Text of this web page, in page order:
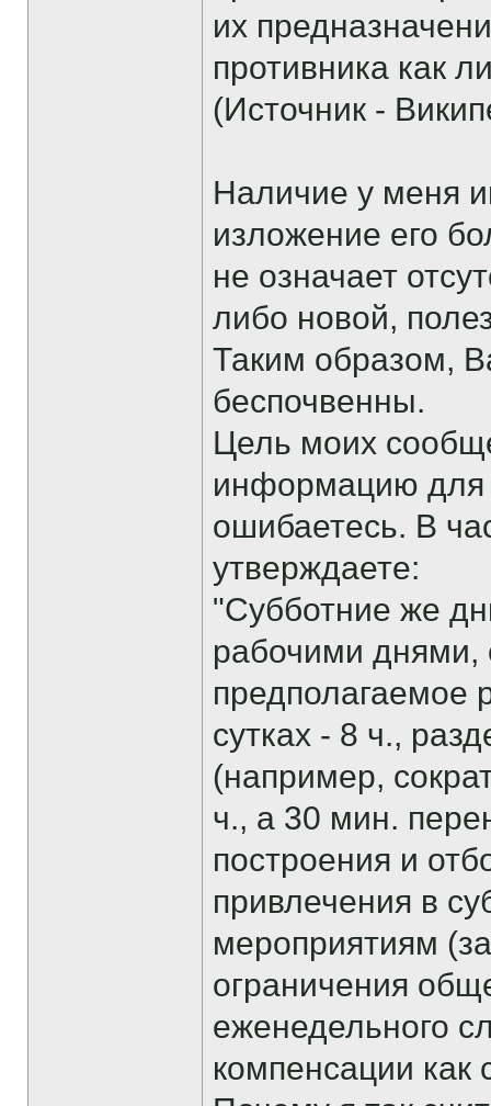
их
противника как
(Источник -
Наличие у меня
изложение его
не означает
либо новой,
Таким образом,
беспочвенны.
Цель моих
информацию для
ошибаетесь. В
утверждаете:
"Субботние же
рабочими днями,
предполагаемое
сутках - 8 ч.,
(например,
ч., а 30 мин.
построения и
привлечения в
мероприятиям
ограничения
еженедельного
компенсации как